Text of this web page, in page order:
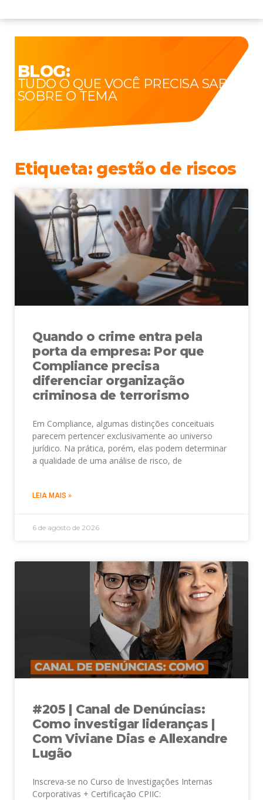
BLOG:
TUDO O QUE VOCÊ PRECISA SABER
SOBRE O TEMA
Etiqueta: gestão de riscos
Quando o crime entra pela
porta da empresa: Por que
Compliance precisa
diferenciar organização
criminosa de terrorismo
Em Compliance, algumas distinções conceituais
parecem pertencer exclusivamente ao universo
jurídico. Na prática, porém, elas podem determinar
a qualidade de uma análise de risco, de
LEIA MAIS »
6 de agosto de 2026
#205 | Canal de Denúncias:
Como investigar lideranças |
Com Viviane Dias e Allexandre
Lugão
Inscreva-se no Curso de Investigações Internas
Corporativas + Certificação CPIIC: